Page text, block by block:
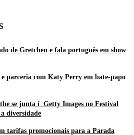
de Gretchen e fala português em show
parceria com Katy Perry em bate-papo
se junta í Getty Images no Festival
diversidade
tarifas promocionais para a Parada